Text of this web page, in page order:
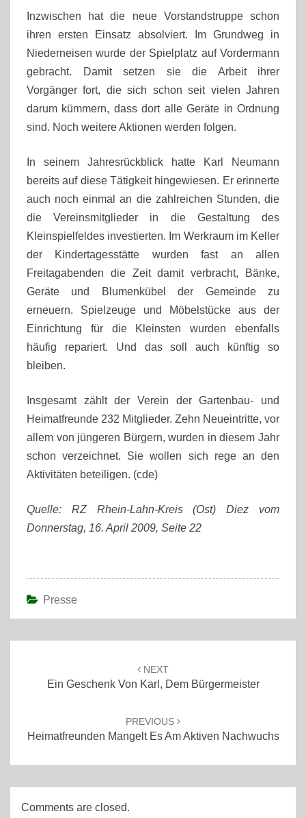
Inzwischen hat die neue Vorstandstruppe schon
ihren ersten Einsatz absolviert. Im Grundweg in
Niederneisen wurde der Spielplatz auf Vordermann
gebracht. Damit setzen sie die Arbeit ihrer
Vorgänger fort, die sich schon seit vielen Jahren
darum kümmern, dass dort alle Geräte in Ordnung
sind. Noch weitere Aktionen werden folgen.
In seinem Jahresrückblick hatte Karl Neumann
bereits auf diese Tätigkeit hingewiesen. Er erinnerte
auch noch einmal an die zahlreichen Stunden, die
die Vereinsmitglieder in die Gestaltung des
Kleinspielfeldes investierten. Im Werkraum im Keller
der Kindertagesstätte wurden fast an allen
Freitagabenden die Zeit damit verbracht, Bänke,
Geräte und Blumenkübel der Gemeinde zu
erneuern. Spielzeuge und Möbelstücke aus der
Einrichtung für die Kleinsten wurden ebenfalls
häufig repariert. Und das soll auch künftig so
bleiben.
Insgesamt zählt der Verein der Gartenbau- und
Heimatfreunde 232 Mitglieder. Zehn Neueintritte, vor
allem von jüngeren Bürgern, wurden in diesem Jahr
schon verzeichnet. Sie wollen sich rege an den
Aktivitäten beteiligen. (cde)
Quelle: RZ Rhein-Lahn-Kreis (Ost) Diez vom
Donnerstag, 16. April 2009, Seite 22
Presse
NEXT
Ein Geschenk Von Karl, Dem Bürgermeister
PREVIOUS
Heimatfreunden Mangelt Es Am Aktiven Nachwuchs
Comments are closed.